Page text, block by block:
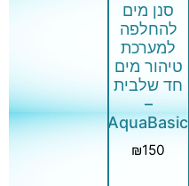
סנן מים
להחלפה
למערכת
טיהור מים
חד שלבית
–
AquaBasic
₪150